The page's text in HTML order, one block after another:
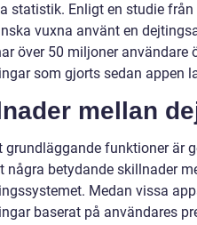
statistik. Enligt en studie från
vuxna använt en
över 50 miljoner användare
som gjorts sedan appen
mellan
grundläggande funktioner är
några betydande skillnader
Medan vissa
baserat på användares